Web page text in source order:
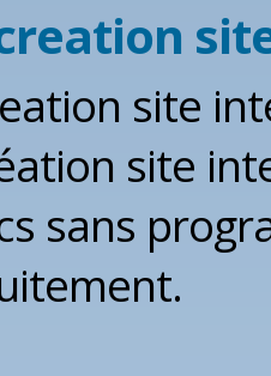
site
site
sans